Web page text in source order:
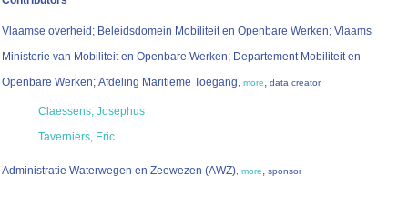
Vlaamse overheid; Beleidsdomein Mobiliteit en Openbare Werken; Vlaams
Ministerie van Mobiliteit en Openbare Werken; Departement Mobiliteit en
Openbare Werken; Afdeling Maritieme Toegang, more, data creator
Claessens, Josephus
Taverniers, Eric
Administratie Waterwegen en Zeewezen (AWZ), more, sponsor